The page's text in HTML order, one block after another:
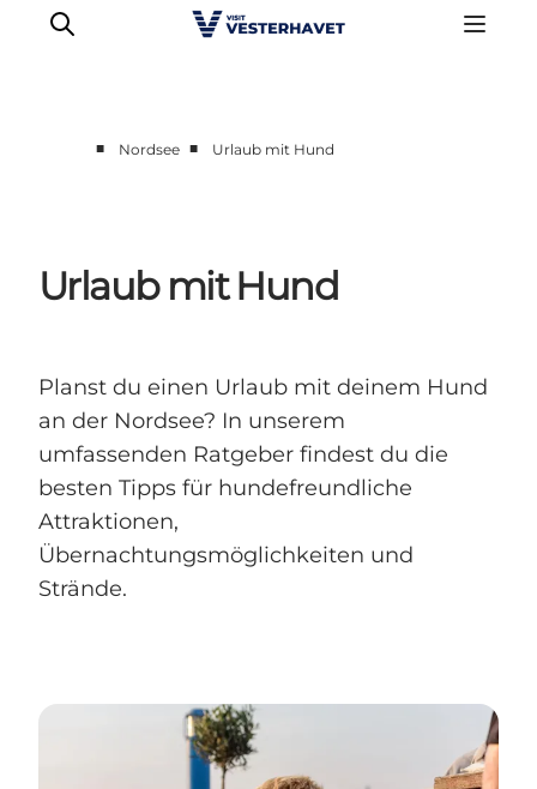
Unsere Städte
Essen & Übernachtung
Plane deine Reise
■ Nordsee ■ Urlaub mit Hund
Urlaub mit Hund
Planst du einen Urlaub mit deinem Hund
an der Nordsee? In unserem
umfassenden Ratgeber findest du die
besten Tipps für hundefreundliche
Attraktionen,
Übernachtungsmöglichkeiten und
Strände.